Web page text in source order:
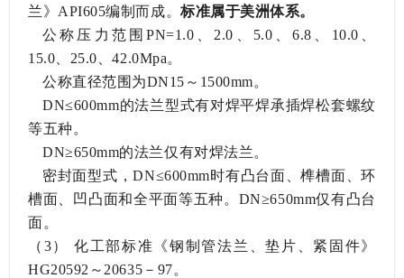
兰》API605编制而成。标准属于美洲体系。
公称压力范围PN=1.0、2.0、5.0、6.8、10.0、
15.0、25.0、42.0Mpa。
公称直径范围为DN15～1500mm。
DN≤600mm的法兰型式有对焊平焊承插焊松套螺纹
等五种。
DN≥650mm的法兰仅有对焊法兰。
密封面型式，DN≤600mm时有凸台面、榫槽面、环
槽面、凹凸面和全平面等五种。DN≥650mm仅有凸台
面。
（3） 化工部标准《钢制管法兰、垫片、紧固件》
HG20592～20635－97。